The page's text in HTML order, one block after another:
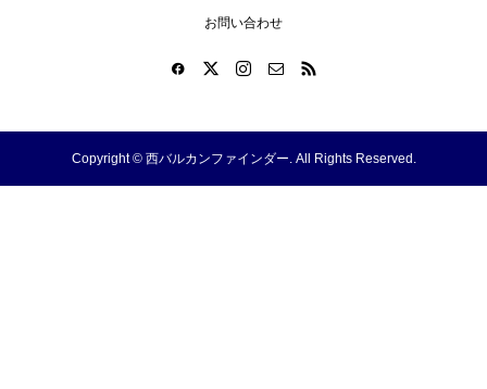
お問い合わせ
Copyright ©西バルカンファインダー. All Rights Reserved.